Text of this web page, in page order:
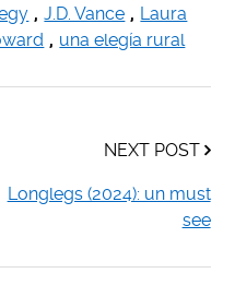
, J.D. Vance , Laura
, una elegía rural
NEXT POST
Longlegs (2024): un must
see